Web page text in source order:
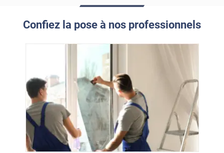
Confiez la pose à nos professionnels